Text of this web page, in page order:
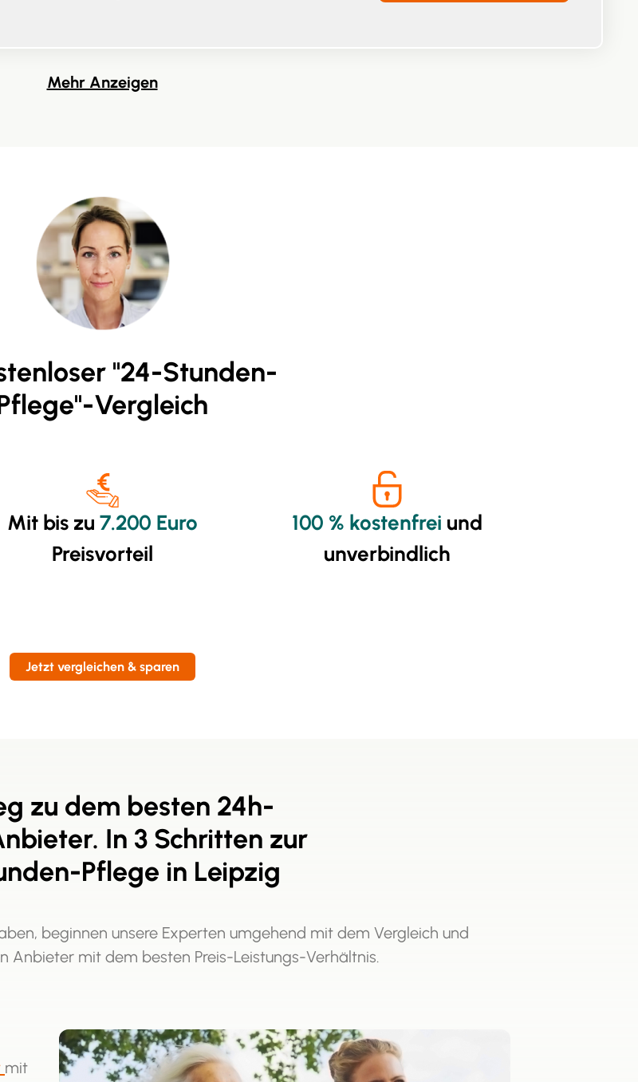
Mehr Anzeigen
"24-Stunden-
Vergleich
Mit bis zu 7.200 Euro
Preisvorteil
100 % kostenfrei und
unverbindlich
Jetzt vergleichen & sparen
zu dem besten 24h-
In 3 Schritten zur
Pflege in Leipzig
beginnen unsere Experten umgehend mit dem Vergleich und
Anbieter mit dem besten Preis-Leistungs-Verhältnis.
mit